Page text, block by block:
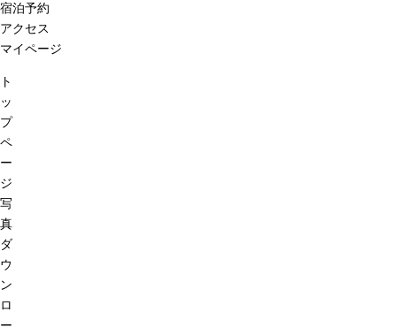
宿泊予約
アクセス
マイページ
ト
ッ
プ
ペ
ー
ジ
写
真
ダ
ウ
ン
ロ
ー